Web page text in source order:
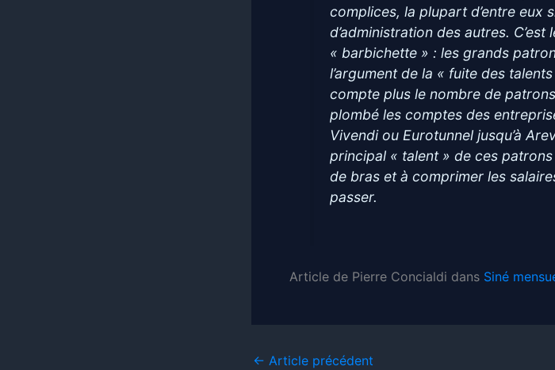
complices, la plupart d’entre eux
d’administration des autres.
« barbichette » : les grands
l’argument de la « fuite des
compte plus le nombre de
plombé les comptes des
Vivendi ou Eurotunnel jusqu’à
principal « talent » de ces
de bras et à comprimer les
passer.
Article de Pierre Concialdi dans Siné
← Article précédent